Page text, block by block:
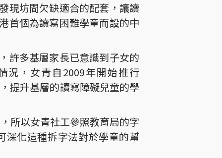
現坊間欠缺適合的配套，讓讀
首個為讀寫困難學童而設的中
許多基層家長已意識到子女的
況，女青自2009年開始推行
提升基層的讀寫障礙兒童的學
所以女青社工參照教育局的字
深化這種拆字法對於學童的幫